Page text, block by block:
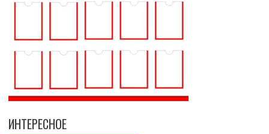
ИНТЕРЕСНОЕ